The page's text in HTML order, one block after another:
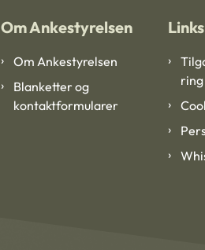
Om Ankestyrelsen
Om Ankestyrelsen
Blanketter og
kontaktformularer
Links
ring